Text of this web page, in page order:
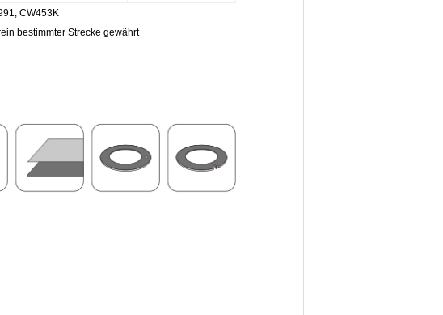
CW453K
bestimmter Strecke gewährt